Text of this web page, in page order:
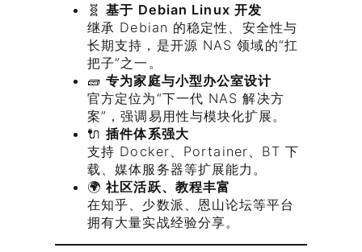
🧬基于 Debian Linux 开发
继承 Debian 的稳定性、安全性与
长期支持，是开源 NAS 领域的“扛
把子”之一。
🧱专为家庭与小型办公室设计
官方定位为“下一代 NAS 解决方
案”，强调易用性与模块化扩展。
🔌插件体系强大
支持 Docker、Portainer、BT 下
载、媒体服务器等扩展能力。
🌍社区活跃、教程丰富
在知乎、少数派、恩山论坛等平台
拥有大量实战经验分享。